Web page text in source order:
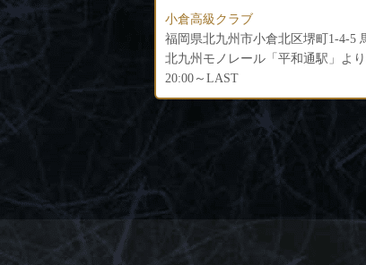
駅」より徒歩3分
小倉高級ラウンジ
福岡県北九州市小倉北区堺町1-3-6
北九州高速鉄道「平和通駅」より
19:30～LAST